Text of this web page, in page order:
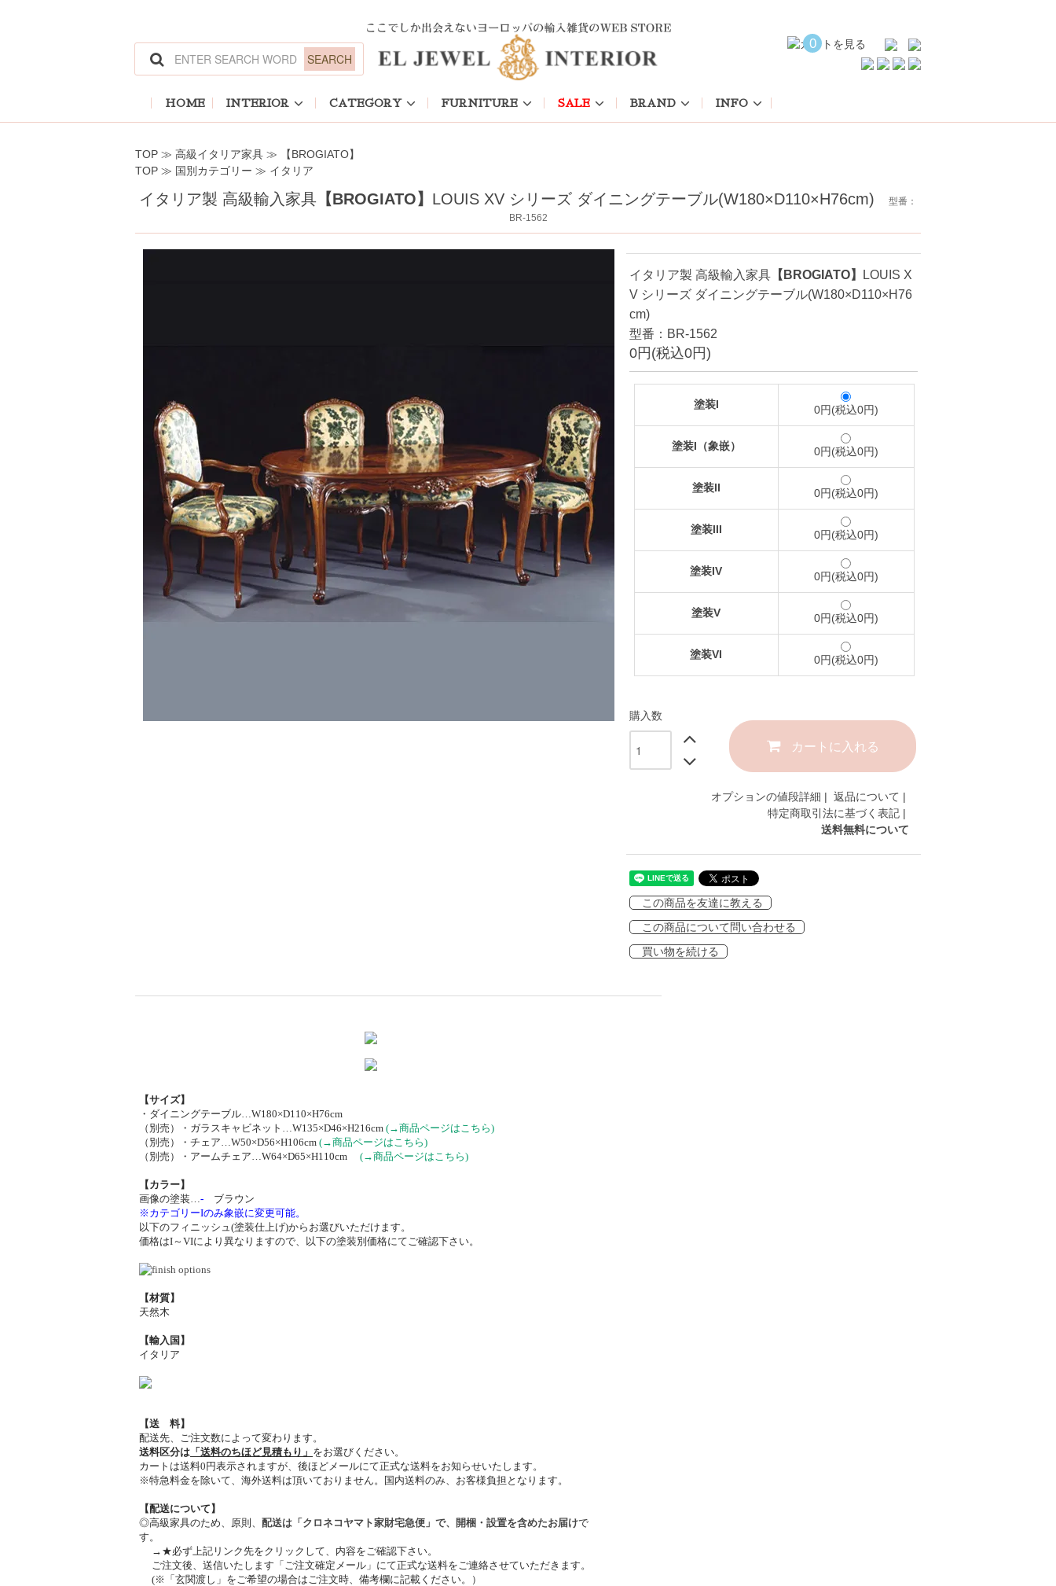
0
HOME INTERIOR CATEGORY FURNITURE SALE BRAND INFO
TOP ≫ 高級イタリア家具 ≫
【BROGIATO】
TOP ≫ 国別カテゴリー ≫ イタリア
イタリア製 高級輸入家具 【BROGIATO】 LOUIS XV シリーズ ダイニングテーブル(W180×D110×H76cm)
型番：
BR-1562
イタリア製 高級輸入家具【BROGIATO】
LOUIS X
V シリーズ ダイニングテーブル(W180×D110×H76
cm)
型番：BR-1562
0円(税込0円)
塗装I 0円(税込0円)
塗装I（象嵌） 0円(税込0円)
塗装II 0円(税込0円)
塗装III 0円(税込0円)
塗装IV 0円(税込0円)
塗装V 0円(税込0円)
塗装VI 0円(税込0円)
購入数
カートに入れる
オプションの値段詳細 | 返品について |
特定商取引法に基づく表記 |
送料無料について
この商品を友達に教える
この商品について問い合わせる
買い物を続ける
【サイズ】
・ダイニングテーブル…W180×D110×H76cm
（別売）・ガラスキャビネット…W135×D46×H216cm (→商品ページはこちら)
（別売）・チェア…W50×D56×H106cm (→商品ページはこちら)
（別売）・アームチェア…W64×D65×H110cm
(→商品ページはこちら)
【カラー】
画像の塗装…- ブラウン
※カテゴリーIのみ象嵌に変更可能。
以下のフィニッシュ(塗装仕上げ)からお選びいただけます。
価格はI～VIにより異なりますので、以下の塗装別価格にてご確認下さい。
【材質】
天然木
【輸入国】
イタリア
【送 料】
配送先、ご注文数によって変わります。
送料区分は 「送料のちほど見積もり」 をお選びください。
カートは送料0円表示されますが、後ほどメールにて正式な送料をお知らせいたします。
※特急料金を除いて、海外送料は頂いておりません。国内送料のみ、お客様負担となります。
【配送について】
◎高級家具のため、原則、 配送は「クロネコヤマト家財宅急便」で、開梱・設置を含めたお届けで
す。
→★必ず上記リンク先をクリックして、内容をご確認下さい。
ご注文後、送信いたします「ご注文確定メール」にて正式な送料をご連絡させていただきます。
(※「玄関渡し」をご希望の場合はご注文時、備考欄に記載ください。）